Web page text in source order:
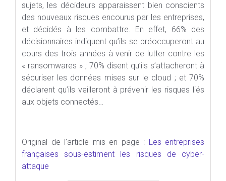
sujets, les décideurs apparaissent bien conscients
des nouveaux risques encourus par les entreprises,
et décidés à les combattre. En effet, 66% des
décisionnaires indiquent qu’ils se préoccuperont au
cours des trois années à venir de lutter contre les
« ransomwares » ; 70% disent qu’ils s’attacheront à
sécuriser les données mises sur le cloud ; et 70%
déclarent qu’ils veilleront à prévenir les risques liés
aux objets connectés…
Original de l’article mis en page : Les entreprises
françaises sous-estiment les risques de cyber-
attaque